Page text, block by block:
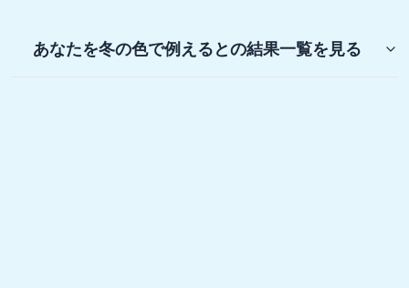
あなたを冬の色で例えるとの結果一覧を見る